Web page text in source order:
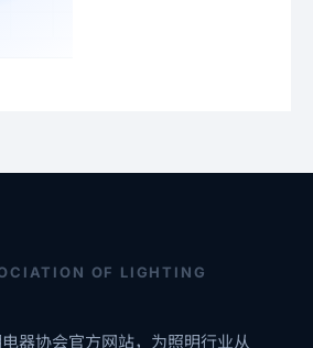
OF LIGHTING
器协会官方网站，为照明行业从